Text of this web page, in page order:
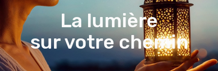
La lumière
sur votre chemin